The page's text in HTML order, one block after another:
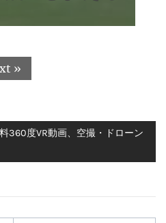
»
360度VR動画、 空撮・ドローン